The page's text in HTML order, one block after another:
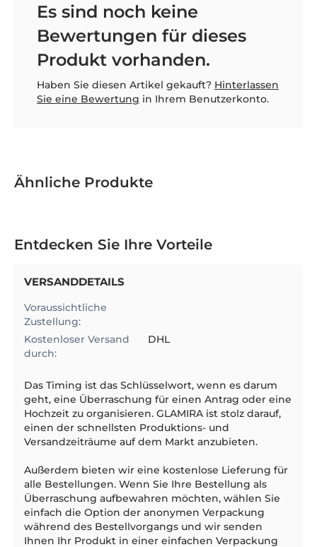
Es sind noch keine
Bewertungen für dieses
Produkt vorhanden.
Haben Sie diesen Artikel gekauft? Hinterlassen
Sie eine Bewertung in Ihrem Benutzerkonto.
Ähnliche Produkte
Entdecken Sie Ihre Vorteile
VERSANDDETAILS
Voraussichtliche
Zustellung:
Kostenloser Versand
durch:
DHL
Das Timing ist das Schlüsselwort, wenn es darum
geht, eine Überraschung für einen Antrag oder eine
Hochzeit zu organisieren. GLAMIRA ist stolz darauf,
einen der schnellsten Produktions- und
Versandzeiträume auf dem Markt anzubieten.
Außerdem bieten wir eine kostenlose Lieferung für
alle Bestellungen. Wenn Sie Ihre Bestellung als
Überraschung aufbewahren möchten, wählen Sie
einfach die Option der anonymen Verpackung
während des Bestellvorgangs und wir senden
Ihnen Ihr Produkt in einer einfachen Verpackung